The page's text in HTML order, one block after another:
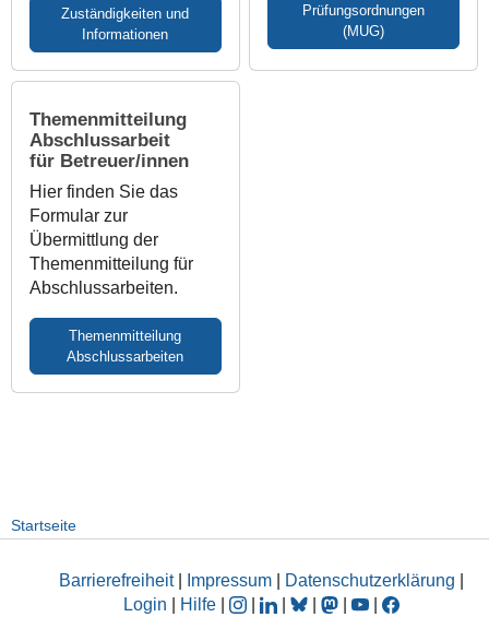
Zuständigkeiten und
Informationen
Prüfungsordnungen
(MUG)
Themenmitteilung
Abschlussarbeit
für Betreuer/innen
Hier finden Sie das
Formular zur
Übermittlung der
Themenmitteilung für
Abschlussarbeiten.
Themenmitteilung
Abschlussarbeiten
Startseite
Barrierefreiheit| Impressum Datenschutzerklärung
Login
Hilfe